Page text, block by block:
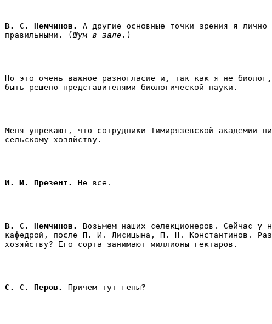
В. С. Немчинов.
А другие основные точки зрения я лично
правильными. (Шум в зале .)
Но это очень важное разногласие и, так как я не
быть решено представителями биологической науки.
Меня упрекают, что сотрудники Тимирязевской академии
сельскому хозяйству.
И. И. Презент. Не все.
В. С. Немчинов.
Возьмем наших селекционеров. Сейчас у
кафедрой, после П. И. Лисицына, П. Н. Константинов.
хозяйству? Его сорта занимают миллионы гектаров.
С. С. Перов. Причем тут гены?